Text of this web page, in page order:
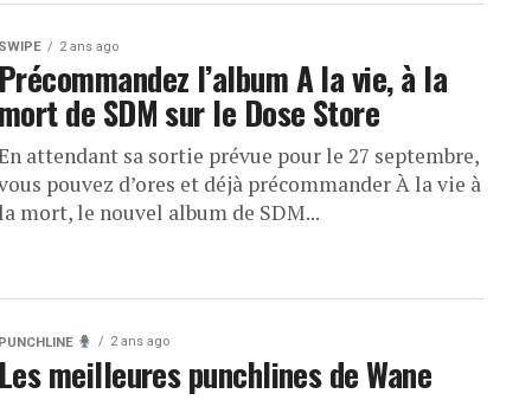
SWIPE 2 ans ago
Précommandez l’album A la vie, à la
mort de SDM sur le Dose Store
attendant sa sortie prévue pour le 27 septembre,
pouvez d’ores et déjà précommander À la vie à
mort, le nouvel album de SDM...
PUNCHLINE 2 ans ago
Les meilleures punchlines de Wane